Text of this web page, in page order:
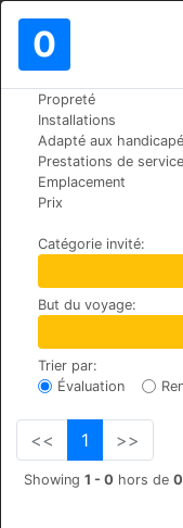
0
Propreté
Installations
Adapté aux
Prestations de service
Emplacement
Prix
Catégorie invité:
But du voyage:
Trier par:
Évaluation
<< 1 >>
Showing 1 - 0 hors de 0
Le Monde>
Hotel
+41 (0)8395555
Via Suot Chesas 9,